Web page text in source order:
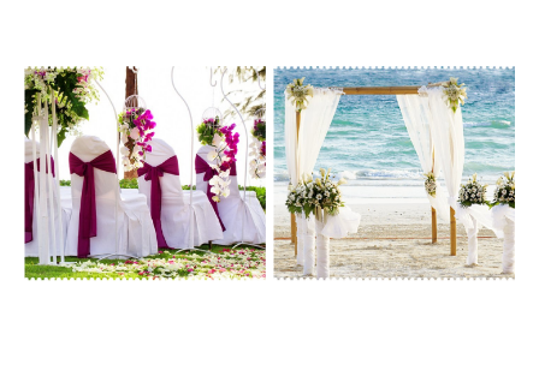
urna a iaculis.